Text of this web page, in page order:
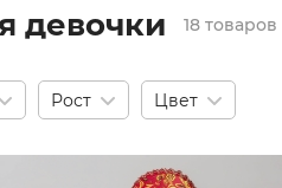
девочки 18 товаров
Рост Цвет